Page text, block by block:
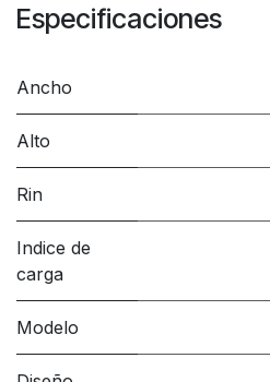
Especificaciones
Ancho
Alto
Rin
Indice de
carga
Modelo